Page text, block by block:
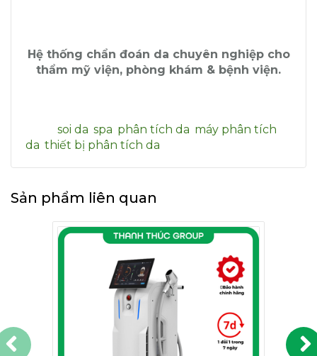
Hệ thống chẩn đoán da chuyên nghiệp cho
thẩm mỹ viện, phòng khám & bệnh viện.
soi da spa phân tích da máy phân tích
da thiết bị phân tích da
Sản phẩm liên quan